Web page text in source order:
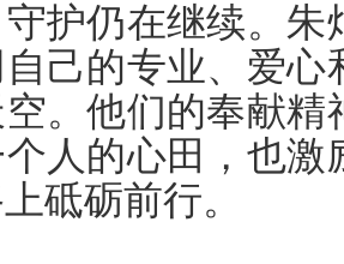
护仍在继续。
己的专业、爱
。他们的奉献
人的心田，也
砥砺前行。